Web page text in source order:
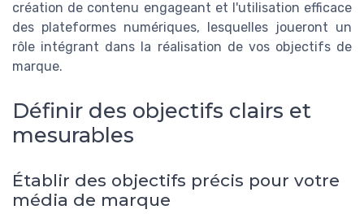
création de contenu engageant et l'utilisation efficace
des plateformes numériques, lesquelles joueront un
rôle intégrant dans la réalisation de vos objectifs de
marque.
Définir des objectifs clairs et
mesurables
Établir des objectifs précis pour votre
média de marque